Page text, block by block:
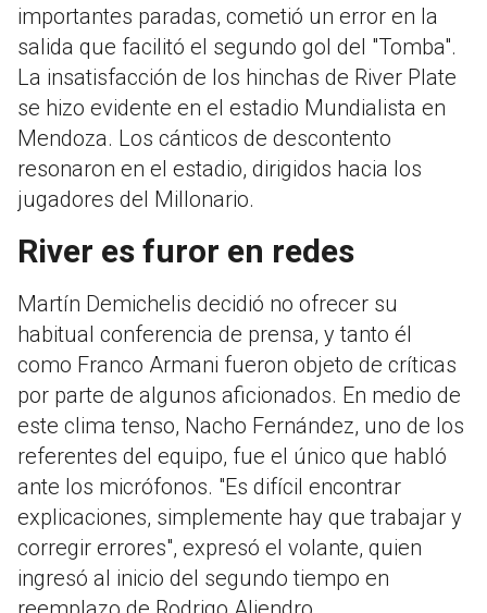
importantes paradas, cometió un error en la
salida que facilitó el segundo gol del "Tomba".
La insatisfacción de los hinchas de River Plate
se hizo evidente en el estadio Mundialista en
Mendoza. Los cánticos de descontento
resonaron en el estadio, dirigidos hacia los
jugadores del Millonario.
River es furor en redes
Martín Demichelis decidió no ofrecer su
habitual conferencia de prensa, y tanto él
como Franco Armani fueron objeto de críticas
por parte de algunos aficionados. En medio de
este clima tenso, Nacho Fernández, uno de los
referentes del equipo, fue el único que habló
ante los micrófonos. "Es difícil encontrar
explicaciones, simplemente hay que trabajar y
corregir errores", expresó el volante, quien
ingresó al inicio del segundo tiempo en